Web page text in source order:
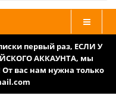
первый раз, ЕСЛИ У
АККАУНТА, мы
вас нам нужна только